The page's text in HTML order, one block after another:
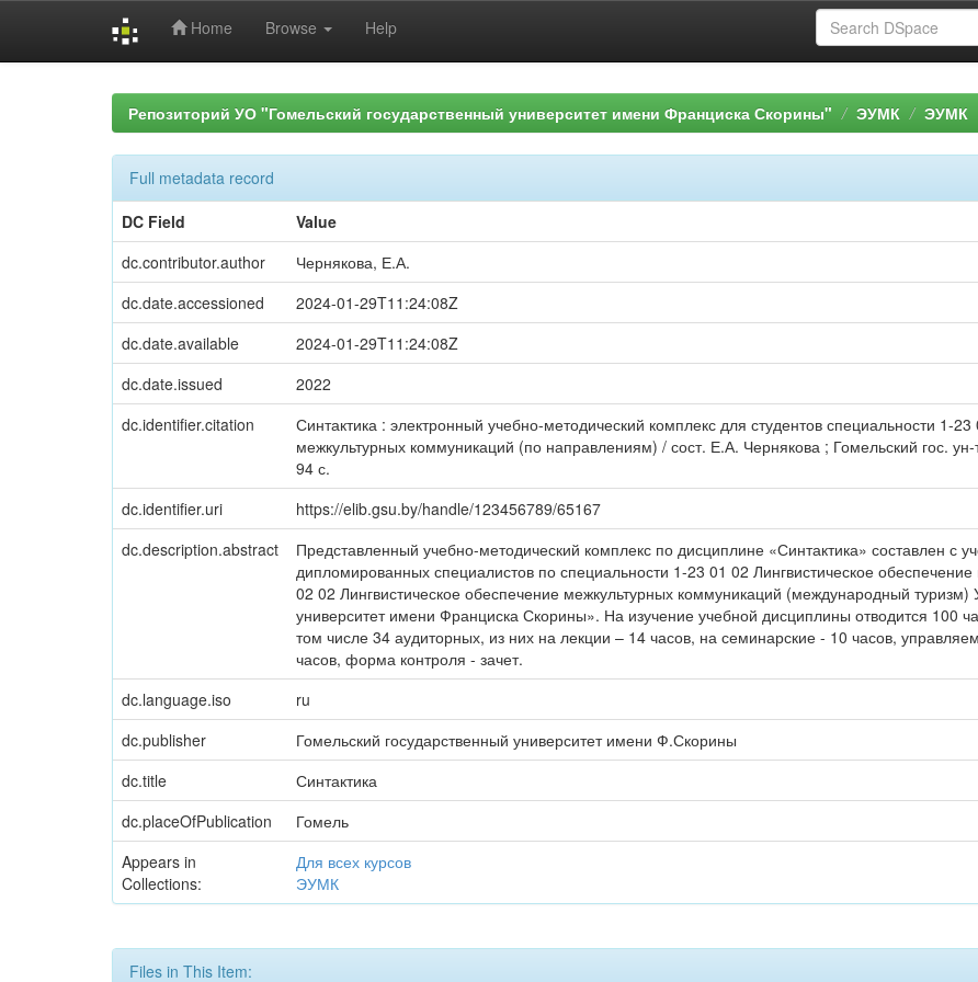
Home Browse Help
Репозиторий УО "Гомельский государственный университет имени Франциска Скорины" ЭУМК ЭУМК
Full metadata record
DC Field
Value
dc.contributor.author
Чернякова, Е.А.
dc.date.accessioned
2024-01-29T11:24:08Z
dc.date.available
2024-01-29T11:24:08Z
dc.date.issued
2022
dc.identifier.citation
Синтактика : электронный учебно-методический комплекс для студентов специальности 1-
межкультурных коммуникаций (по направлениям) / сост. Е.А. Чернякова ; Гомельский гос.
94 с.
dc.identifier.uri https://elib.gsu.by/handle/123456789/65167
dc.description.abstract
Представленный учебно-методический комплекс по дисциплине «Синтактика» составлен с
дипломированных специалистов по специальности 1-23 01 02 Лингвистическое
02 02 Лингвистическое обеспечение межкультурных коммуникаций (международный туризм)
университет имени Франциска Скорины». На изучение учебной дисциплины отводится 100
том числе 34 аудиторных, из них на лекции – 14 часов, на семинарские - 10 часов,
часов, форма контроля - зачет.
dc.language.iso ru
dc.publisher
Гомельский государственный университет имени Ф.Скорины
dc.title
Синтактика
dc.placeOfPublication
Гомель
Appears in
Collections:
Для всех курсов
ЭУМК
Files in This Item: